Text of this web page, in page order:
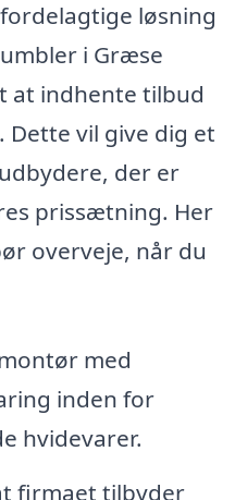
løsning
i Græse
at indhente tilbud
vil give dig et
der er
prissætning. Her
overveje, når du
med
inden for
hvidevarer.
firmaet tilbyder